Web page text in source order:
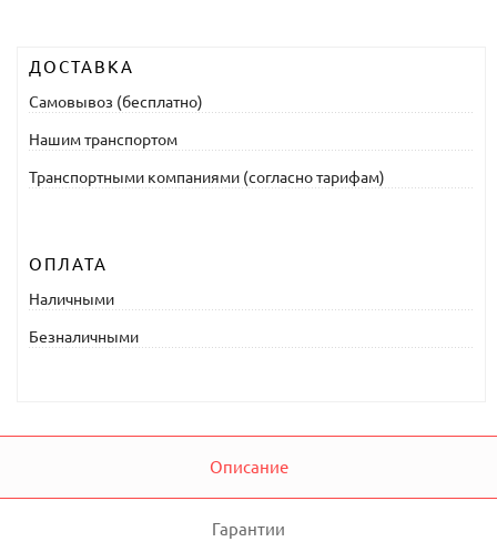
ДОСТАВКА
Самовывоз (бесплатно)
Нашим транспортом
Транспортными компаниями (согласно тарифам)
ОПЛАТА
Наличными
Безналичными
Описание
Гарантии